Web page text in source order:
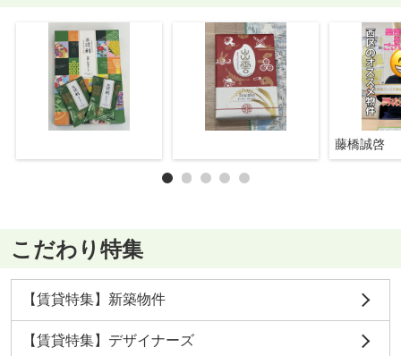
藤橋誠啓
こだわり特集
【賃貸特集】新築物件
【賃貸特集】デザイナーズ